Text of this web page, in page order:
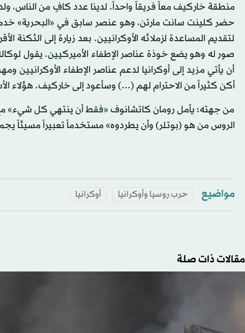
منطقة خاركيف معاً فريقاً واحداً. لدينا عدد كافٍ من الناس،
حضر كلينت سانت مارتن، وهو عنصر سابق في «البحرية» خدم
لتقديم المساعدة لزملائه الأوكرانيين. بعد زيارة إلى
صور له وهو يضع خوذة عناصر الإطفاء الأميركيين. يقول
أن يأتي مزيد إلى أوكرانيا لدعم عناصر الإطفاء
أكن كثيراً من الاحترام لهم (...) وسأعود إلى خاركيف. هؤلاء
من جهته؛ يأمل رومان كاتشانوف «فقط أن ينتهي كل شيء»
الروس من هو (بوتلر) وأن يطردوه» مستخدماً تعبيراً مسيئاً
مواضيع حرب روسيا وأوكرانيا أوكرانيا
مقالات ذات صلة